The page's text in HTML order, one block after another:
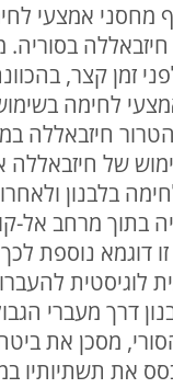
תקף מחסני אמצעי
זמן קצר,
לחימה
חיזבאללה
של
בלבנון
בתוך מרחב אל-
זו דוגמא נוספת
לוגיסטית
דרך מעברי
מסכן את
את תשתיותיו